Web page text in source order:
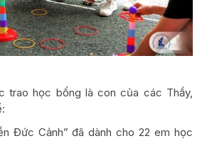
trao học bổng là con của các Thầy,
Đức Cảnh” đã dành cho 22 em học